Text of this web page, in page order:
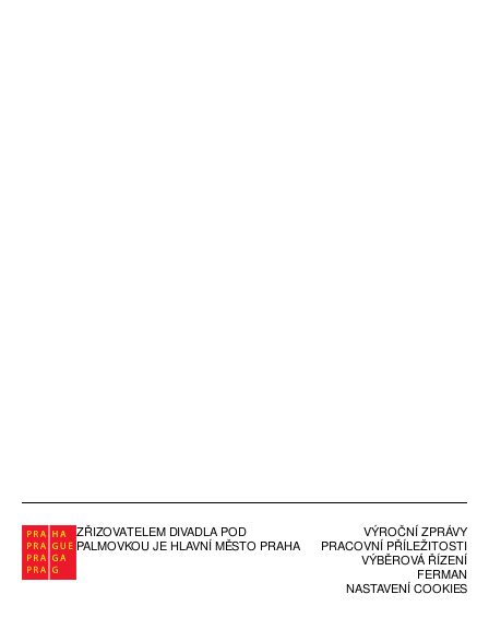
ZŘIZOVATELEM DIVADLA POD
PALMOVKOU JE HLAVNÍ MĚSTO PRAHA
VÝROČNÍ ZPRÁVY
PRACOVNÍ PŘÍLEŽITOSTI
VÝBĚROVÁ ŘÍZENÍ
FERMAN
NASTAVENÍ COOKIES